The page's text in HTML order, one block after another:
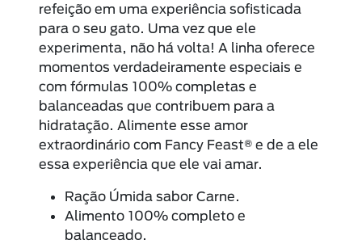
refeição em uma experiência sofisticada
para o seu gato. Uma vez que ele
experimenta, não há volta! A linha oferece
momentos verdadeiramente especiais e
com fórmulas 100% completas e
balanceadas que contribuem para a
hidratação. Alimente esse amor
extraordinário com Fancy Feast® e de a ele
essa experiência que ele vai amar.
Ração Úmida sabor Carne.
Alimento 100% completo e
balanceado.